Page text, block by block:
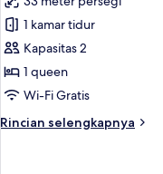
untuk
Studio
Standar,
1
Tempat
Queen,
1 kamar tidur
Kapasitas 2
1 queen
Wi-Fi Gratis
Rincian selengkapnya
Rincian